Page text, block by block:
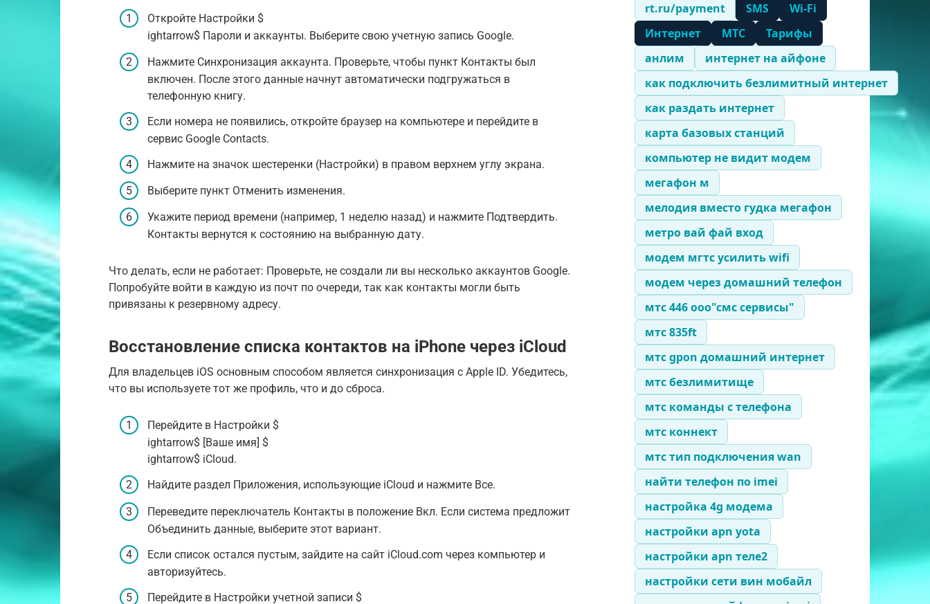
Откройте Настройки $
ightarrow$ Пароли и аккаунты. Выберите свою учетную запись Google.
Нажмите Синхронизация аккаунта. Проверьте, чтобы пункт Контакты был
включен. После этого данные начнут автоматически подгружаться в
телефонную книгу.
Если номера не появились, откройте браузер на компьютере и перейдите в
сервис Google Contacts.
Нажмите на значок шестеренки (Настройки) в правом верхнем углу экрана.
Выберите пункт Отменить изменения.
Укажите период времени (например, 1 неделю назад) и нажмите Подтвердить.
Контакты вернутся к состоянию на выбранную дату.
Что делать, если не работает: Проверьте, не создали ли вы несколько аккаунтов Google.
Попробуйте войти в каждую из почт по очереди, так как контакты могли быть
привязаны к резервному адресу.
Восстановление списка контактов на iPhone через iCloud
Для владельцев iOS основным способом является синхронизация с Apple ID. Убедитесь,
что вы используете тот же профиль, что и до сброса.
Перейдите в Настройки $
ightarrow$ [Ваше имя] $
ightarrow$ iCloud.
Найдите раздел Приложения, использующие iCloud и нажмите Все.
Переведите переключатель Контакты в положение Вкл. Если система предложит
Объединить данные, выберите этот вариант.
Если список остался пустым, зайдите на сайт iCloud.com через компьютер и
авторизуйтесь.
Перейдите в Настройки учетной записи $
rt.ru/payment
SMS
Wi-Fi
Интернет
МТС
Тарифы
анлим
интернет на айфоне
как подключить безлимитный интернет
как раздать интернет
карта базовых станций
компьютер не видит модем
мегафон м
мелодия вместо гудка мегафон
метро вай фай вход
модем мгтс усилить wifi
модем через домашний телефон
мтс 446 ооо"смс сервисы"
мтс 835ft
мтс gpon домашний интернет
мтс безлимитище
мтс команды с телефона
мтс коннект
мтс тип подключения wan
найти телефон по imei
настройка 4g модема
настройки apn yota
настройки apn теле2
настройки сети вин мобайл